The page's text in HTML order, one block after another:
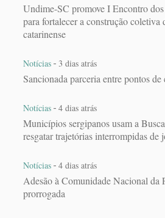
Undime-SC promove I Encontro
para fortalecer a construção coletiva
catarinense
Notícias - 3 dias atrás
Sancionada parceria entre pontos de
Notícias - 4 dias atrás
Municípios sergipanos usam a
resgatar trajetórias interrompidas de
Notícias - 4 dias atrás
Adesão à Comunidade Nacional da
prorrogada